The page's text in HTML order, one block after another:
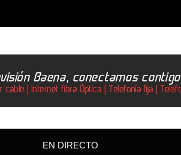
EN DIRECTO